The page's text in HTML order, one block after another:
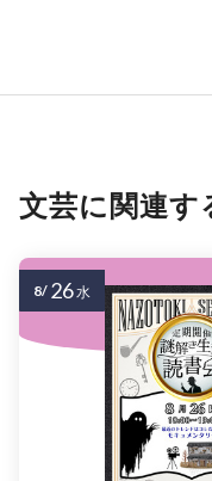
文芸に関連す
8/ 26水